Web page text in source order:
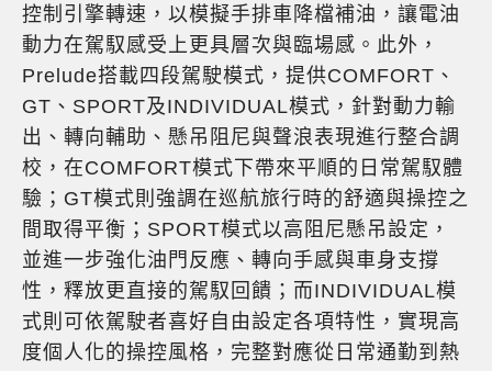
控制引擎轉速，以模擬手排車降檔補油，讓電油
動力在駕馭感受上更具層次與臨場感。此外，
Prelude搭載四段駕駛模式，提供COMFORT、
GT、SPORT及INDIVIDUAL模式，針對動力輸
出、轉向輔助、懸吊阻尼與聲浪表現進行整合調
校，在COMFORT模式下帶來平順的日常駕馭體
驗；GT模式則強調在巡航旅行時的舒適與操控之
間取得平衡；SPORT模式以高阻尼懸吊設定，
並進一步強化油門反應、轉向手感與車身支撐
性，釋放更直接的駕馭回饋；而INDIVIDUAL模
式則可依駕駛者喜好自由設定各項特性，實現高
度個人化的操控風格，完整對應從日常通勤到熱